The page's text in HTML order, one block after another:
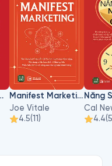
- Siêu Thức
Manifest Marketing
Joe Vitale
4.5(11)
Cal
4.4(5